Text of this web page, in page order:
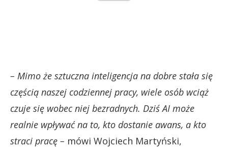
– Mimo że sztuczna inteligencja na dobre stała się
częścią naszej codziennej pracy, wiele osób wciąż
czuje się wobec niej bezradnych. Dziś AI może
realnie wpływać na to, kto dostanie awans, a kto
straci pracę – mówi Wojciech Martyński,